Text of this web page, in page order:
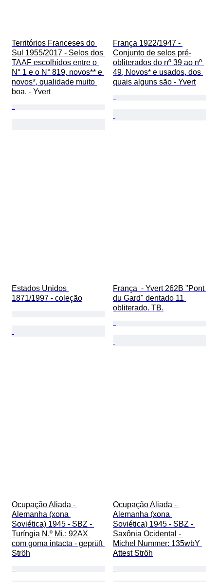
Territórios Franceses do
Sul 1955/2017 - Selos dos
TAAF escolhidos entre o
N° 1 e o N° 819, novos** e
novos*, qualidade muito
boa. - Yvert
França 1922/1947 -
Conjunto de selos pré-
obliterados do nº 39 ao nº
49, Novos* e usados, dos
quais alguns são - Yvert
Estados Unidos
1871/1997 - coleção
França  - Yvert 262B "Pont
du Gard" dentado 11
obliterado. TB.
Ocupação Aliada -
Alemanha (xona
Soviética) 1945 - SBZ -
Turíngia N.º Mi.: 92AX
com goma intacta - geprüft
Ströh
Ocupação Aliada -
Alemanha (xona
Soviética) 1945 - SBZ -
Saxônia Ocidental -
Michel Nummer: 135wbY
Attest Ströh